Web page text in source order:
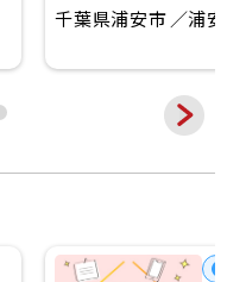
千葉県浦安市 浦